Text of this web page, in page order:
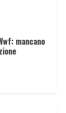
mancano